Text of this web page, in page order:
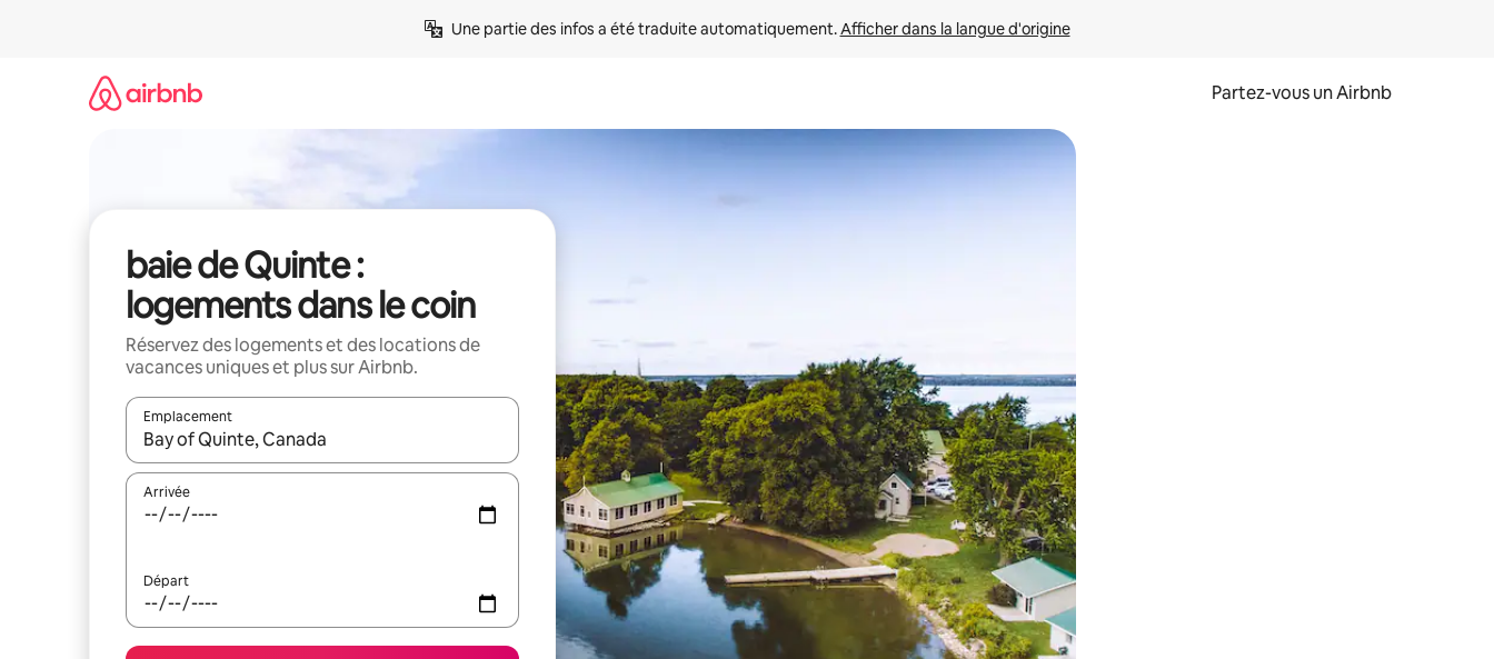
Une partie des infos a été traduite automatiquement. Afficher dans la langue d'origine
Partez-vous un Airbnb
baie de Quinte :
logements dans le coin
Réservez des logements et des locations de
vacances uniques et plus sur Airbnb.
Emplacement
Quand les résultats sont affichés, parcourez-les en utilisant les flèches vers le haut et vers le bas, ou en appuyant dessus et en les faisant glisser.
Arrivée
Départ